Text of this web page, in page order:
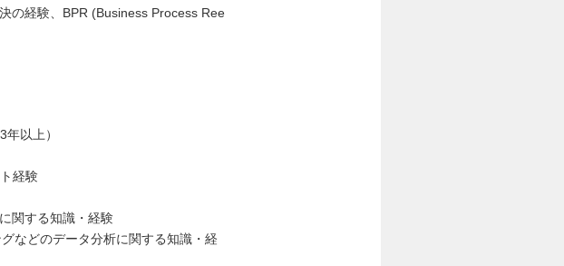
の経験、BPR (Business Process Ree
以上）
経験
関する知識・経験
などのデータ分析に関する知識・経